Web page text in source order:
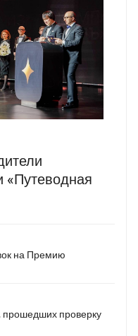
«Путеводная
на Премию
прошедших проверку